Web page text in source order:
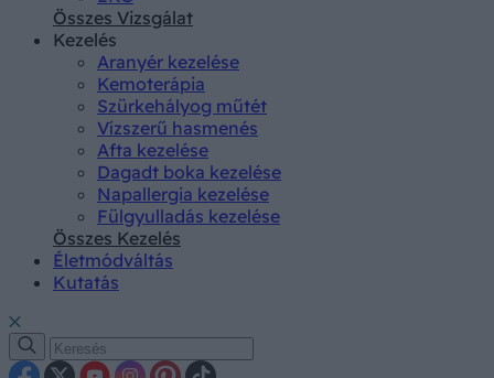
Összes Vizsgálat
Kezelés
Aranyér kezelése
Kemoterápia
Szürkehályog műtét
Vízszerű hasmenés
Afta kezelése
Dagadt boka kezelése
Napallergia kezelése
Fülgyulladás kezelése
Összes Kezelés
Életmódváltás
Kutatás